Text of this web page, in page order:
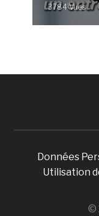
3784 Vues
Données
Utilisation
©